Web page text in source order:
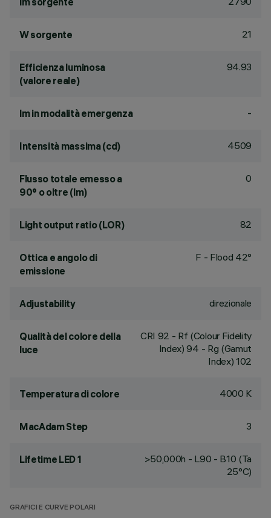
W sorgente 21
Efficienza luminosa
(valore reale)
94.93
lm in modalità emergenza -
Intensità massima (cd) 4509
Flusso totale emesso a
90° o oltre (lm)
0
Light output ratio (LOR) 82
Ottica e angolo di
emissione
F - Flood 42°
Adjustability direzionale
Qualità del colore della
luce
CRI 92 - Rf (Colour Fidelity
Index) 94 - Rg (Gamut
Index) 102
Temperatura di colore 4000 K
MacAdam Step 3
Lifetime LED 1
>50,000h - L90 - B10 (Ta
25°C)
GRAFICI E CURVE POLARI